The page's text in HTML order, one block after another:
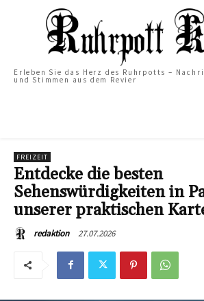
Erleben Sie das Herz des Ruhrpotts –
und Stimmen aus dem Revier
FREIZEIT
Entdecke die besten
Sehenswürdigkeiten in
unserer praktischen
redaktion 27.07.2026